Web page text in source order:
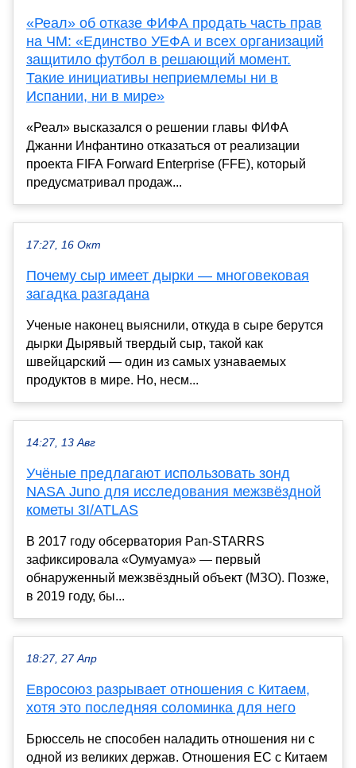
«Реал» об отказе ФИФА продать часть прав
на ЧМ: «Единство УЕФА и всех организаций
защитило футбол в решающий момент.
Такие инициативы неприемлемы ни в
Испании, ни в мире»
«Реал» высказался о решении главы ФИФА
Джанни Инфантино отказаться от реализации
проекта FIFA Forward Enterprise (FFE), который
предусматривал продаж...
17:27, 16 Окт
Почему сыр имеет дырки — многовековая
загадка разгадана
Ученые наконец выяснили, откуда в сыре берутся
дырки Дырявый твердый сыр, такой как
швейцарский — один из самых узнаваемых
продуктов в мире. Но, несм...
14:27, 13 Авг
Учёные предлагают использовать зонд
NASA Juno для исследования межзвёздной
кометы 3I/ATLAS
В 2017 году обсерватория Pan-STARRS
зафиксировала «Оумуамуа» — первый
обнаруженный межзвёздный объект (МЗО). Позже,
в 2019 году, бы...
18:27, 27 Апр
Евросоюз разрывает отношения с Китаем,
хотя это последняя соломинка для него
Брюссель не способен наладить отношения ни с
одной из великих держав. Отношения ЕС с Китаем